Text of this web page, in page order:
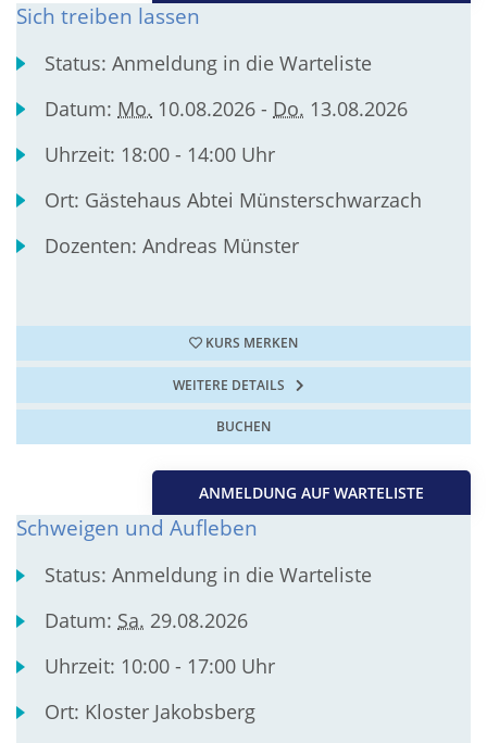
Sich treiben lassen
Status:Anmeldung in die Warteliste
Datum: Mo. 10.08.2026 - Do. 13.08.2026
Uhrzeit: 18:00 - 14:00 Uhr
Ort: Gästehaus Abtei Münsterschwarzach
Dozenten:Andreas Münster
KURS MERKEN
WEITERE DETAILS
BUCHEN
ANMELDUNG AUF WARTELISTE
Schweigen und Aufleben
Status:Anmeldung in die Warteliste
Datum: Sa. 29.08.2026
Uhrzeit: 10:00 - 17:00 Uhr
Ort: Kloster Jakobsberg